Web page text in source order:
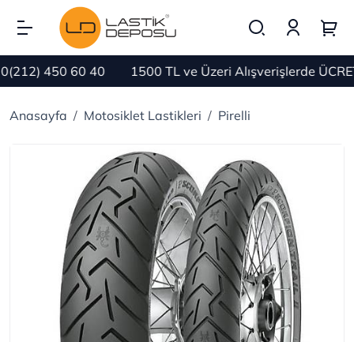
450 60 40 1500 TL ve Üzeri Alışverişlerde
Anasayfa Motosiklet Lastikleri Pirelli